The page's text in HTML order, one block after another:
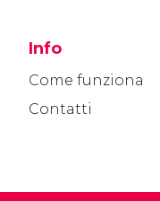
Info
Come funziona
Contatti